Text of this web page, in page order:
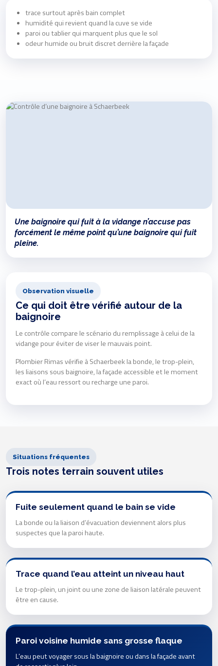
trace surtout après bain complet
humidité qui revient quand la cuve se vide
paroi ou tablier qui marquent plus que le sol
odeur humide ou bruit discret derrière la façade
Une baignoire qui fuit à la vidange n’accuse pas
forcément le même point qu’une baignoire qui fuit
pleine.
Observation visuelle
Ce qui doit être vérifié autour de la
baignoire
Le contrôle compare le scénario du remplissage à celui de la
vidange pour éviter de viser le mauvais point.
Plombier Rimas vérifie à Schaerbeek la bonde, le trop-plein,
les liaisons sous baignoire, la façade accessible et le moment
exact où l’eau ressort ou recharge une paroi.
Situations fréquentes
Trois notes terrain souvent utiles
Fuite seulement quand le bain se vide
La bonde ou la liaison d’évacuation deviennent alors plus
suspectes que la paroi haute.
Trace quand l’eau atteint un niveau haut
Le trop-plein, un joint ou une zone de liaison latérale peuvent
être en cause.
Paroi voisine humide sans grosse flaque
L’eau peut voyager sous la baignoire ou dans la façade avant